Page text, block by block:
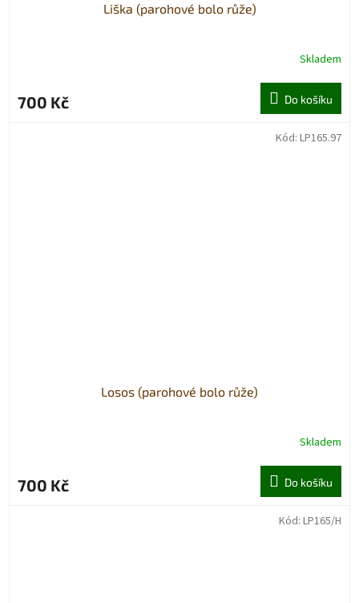
Liška (parohové bolo růže)
Skladem
700 Kč Do košíku
Losos (parohové bolo růže)
Skladem
700 Kč Do košíku
Kód: LP165.97
Kód: LP165/H